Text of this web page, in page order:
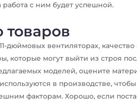
работа с ним будет успешной.
товаров
дюймовых вентиляторах,
которые могут выйти из строя
моделей, оцените
в производстве,
факторам. Хорошо, если